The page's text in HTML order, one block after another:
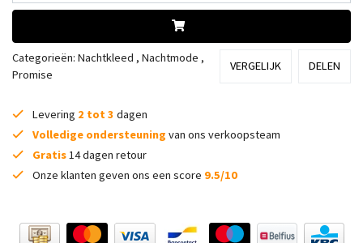
Categorieën: Nachtkleed , Nachtmode ,
Promise
VERGELIJK DELEN
Levering 2 tot 3 dagen
Volledige ondersteuning van ons verkoopsteam
Gratis14 dagen retour
Onze klanten geven ons een score 9.5/10